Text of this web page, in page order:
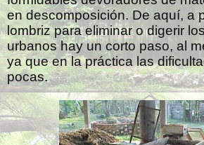
en descomposición. De aquí, a
lombriz para eliminar o digerir
urbanos hay un corto paso, al
ya que en la práctica las
pocas.